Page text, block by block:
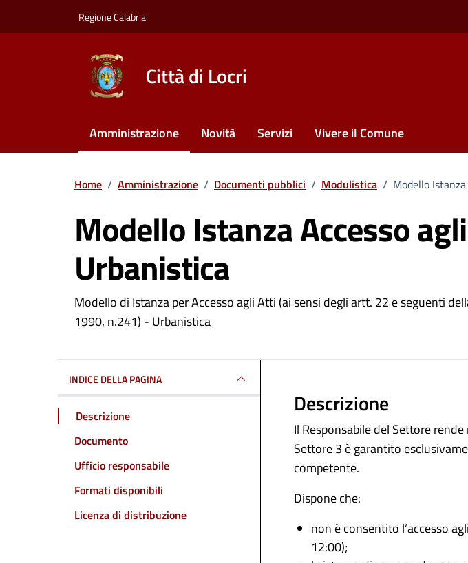
Regione Calabria
Città di Locri
Amministrazione Novità Servizi Vivere il Comune
Home / Amministrazione / Documenti pubblici / Modulistica / Modello
Modello Istanza Accesso
Urbanistica
Dettagli del documento
Modello di Istanza per Accesso agli Atti (ai sensi degli artt. 22 e seguenti
1990, n.241) - Urbanistica
INDICE DELLA PAGINA
Descrizione
Documento
Ufficio responsabile
Formati disponibili
Licenza di distribuzione
Descrizione
Il Responsabile del Settore
Settore 3 è garantito
competente.
Dispone che:
non è consentito l’accesso
12:00);